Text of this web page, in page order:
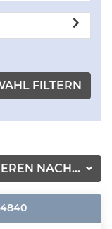
NACH...